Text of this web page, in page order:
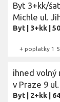
Byt 3+kk/
Michle ul.
Byt 3+kk
+ poplatky 1
ihned volný
v Praze 9
Byt 2+kk